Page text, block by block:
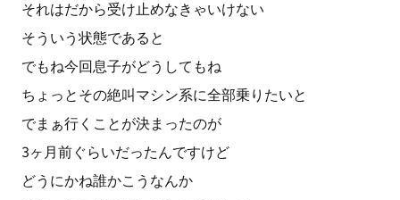
それはだから受け止めなきゃいけない
そういう状態であると
でもね今回息子がどうしてもね
ちょっとその絶叫マシン系に全部乗りたいと
でまぁ行くことが決まったのが
3ヶ月前ぐらいだったんですけど
どうにかね誰かこうなんか